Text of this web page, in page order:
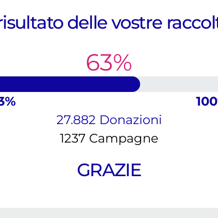
delle vostre
63%
27.882 Donazioni
1237 Campagne
GRAZIE